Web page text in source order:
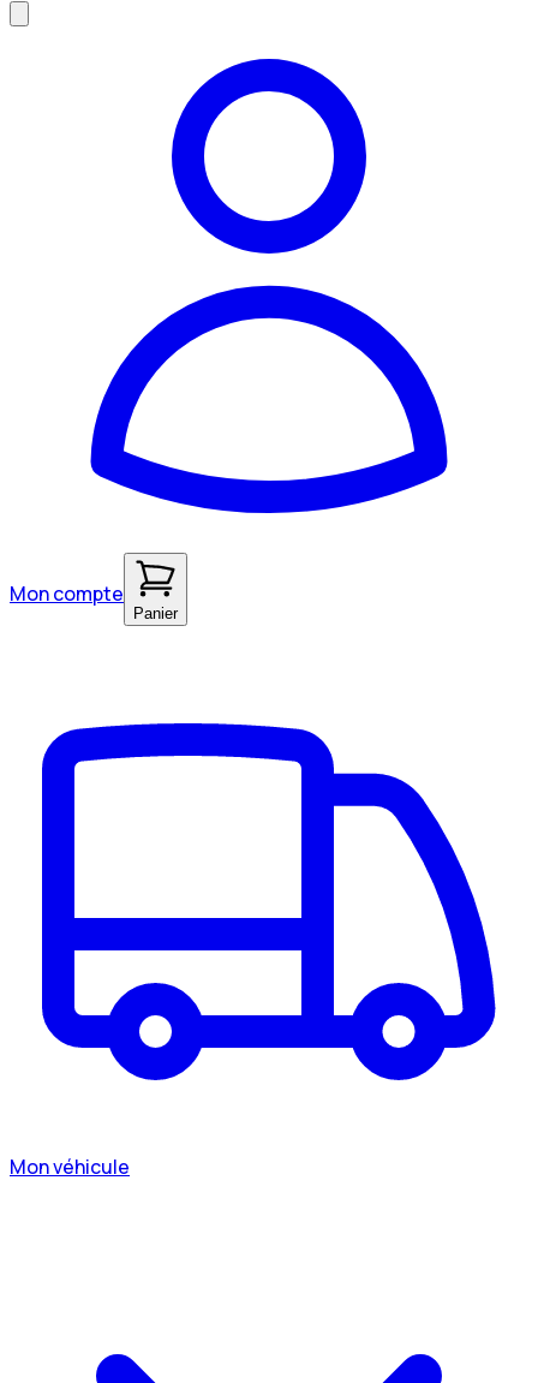
Mon compte
Panier
Mon véhicule